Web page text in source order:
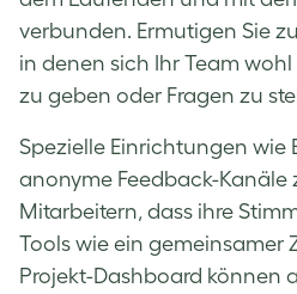
verbunden. Ermutigen Sie
in denen sich Ihr Team
zu geben oder Fragen zu
Spezielle Einrichtungen wie
anonyme Feedback-Kanäle
Mitarbeitern, dass ihre
Tools wie ein gemeinsamer
Projekt-Dashboard können